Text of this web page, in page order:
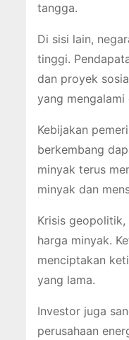
tangga.
Di sisi lain,
tinggi.
dan proyek
yang
Kebijakan
berkembang
minyak terus
minyak dan
Krisis
harga minyak.
menciptakan
yang lama.
Investor juga
perusahaan